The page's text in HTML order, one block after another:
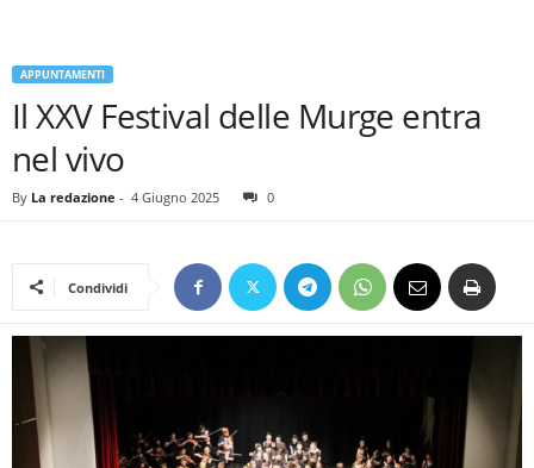
APPUNTAMENTI
Il XXV Festival delle Murge entra
nel vivo
By La redazione - 4 Giugno 2025 0
Condividi